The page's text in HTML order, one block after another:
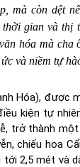
mà còn dệt
gian và thị
hóa mà cha
và niềm tự
Hóa), được
kiện tự
trở thành
chiếu hoa
2,5 mét và